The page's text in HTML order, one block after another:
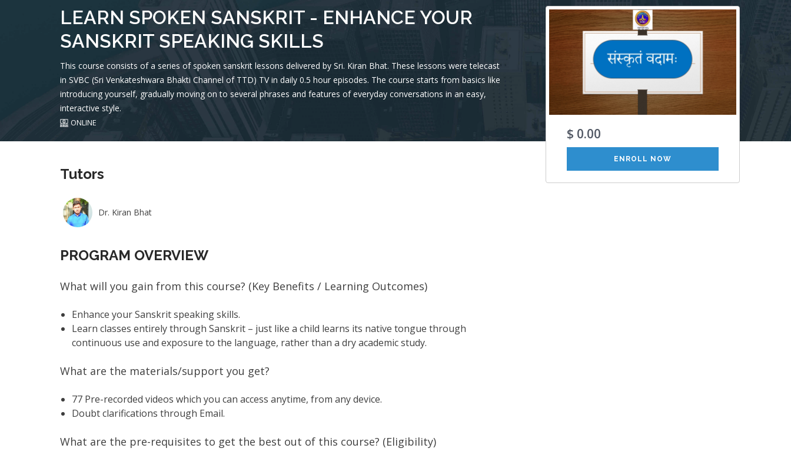
LEARN SPOKEN SANSKRIT - ENHANCE YOUR
SANSKRIT SPEAKING SKILLS
This course consists of a series of spoken sanskrit lessons delivered by Sri. Kiran Bhat. These lessons were telecast
in SVBC (Sri Venkateshwara Bhakti Channel of TTD) TV in daily 0.5 hour episodes. The course starts from basics like
introducing yourself, gradually moving on to several phrases and features of everyday conversations in an easy,
interactive style.
ONLINE
$ 0.00
ENROLL NOW
Tutors
Dr. Kiran Bhat
PROGRAM OVERVIEW
What will you gain from this course? (Key Benefits / Learning Outcomes)
Enhance your Sanskrit speaking skills.
Learn classes entirely through Sanskrit – just like a child learns its native tongue through
continuous use and exposure to the language, rather than a dry academic study.
What are the materials/support you get?
77 Pre-recorded videos which you can access anytime, from any device.
Doubt clarifications through Email.
What are the pre-requisites to get the best out of this course? (Eligibility)